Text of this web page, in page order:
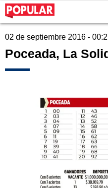
02 de septiembre 2016 -
Poceada, La